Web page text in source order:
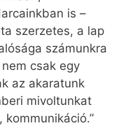
is –
szerzetes, a lap
számunkra
csak egy
az akaratunk
mivoltunkat